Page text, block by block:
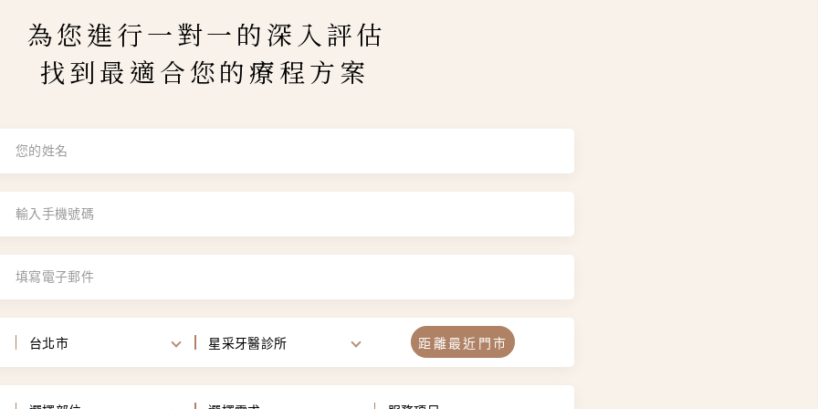
為您進行一對一的深入評估
找到最適合您的療程方案
台北市 星采牙醫診所 距離最近門市